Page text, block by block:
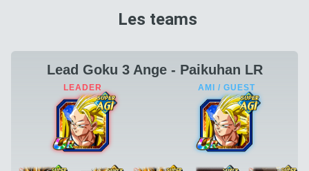
Les teams
Lead Goku 3 Ange - Paikuhan LR